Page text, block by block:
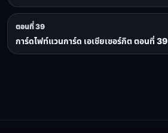
ตอนที่ 39
การ์ดไฟท์แวนการ์ด เอเชียเซอร์กิต ตอนที่ 39